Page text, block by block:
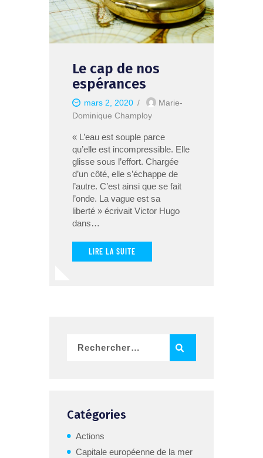
Le cap de nos
espérances
mars 2, 2020
Marie-
Dominique Champloy
« L’eau est souple parce
qu’elle est incompressible. Elle
glisse sous l’effort. Chargée
d’un côté, elle s’échappe de
l’autre. C’est ainsi que se fait
l’onde. La vague est sa
liberté » écrivait Victor Hugo
dans…
LIRE LA SUITE
Catégories
Actions
Capitale européenne de la mer